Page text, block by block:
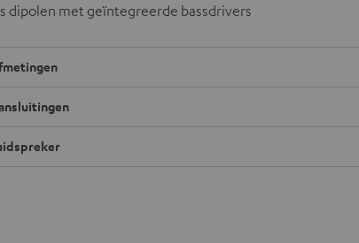
dipolen met geïntegreerde bassdrivers